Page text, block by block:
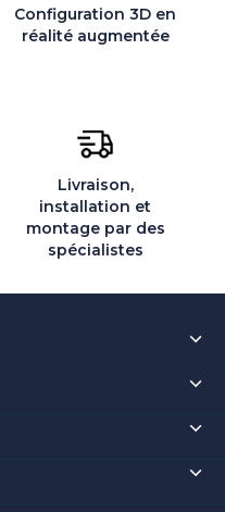
Configuration 3D en
réalité augmentée
Livraison,
installation et
montage par des
spécialistes